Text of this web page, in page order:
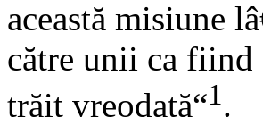
această misiune
către unii ca fiind
trăit vreodată“1.